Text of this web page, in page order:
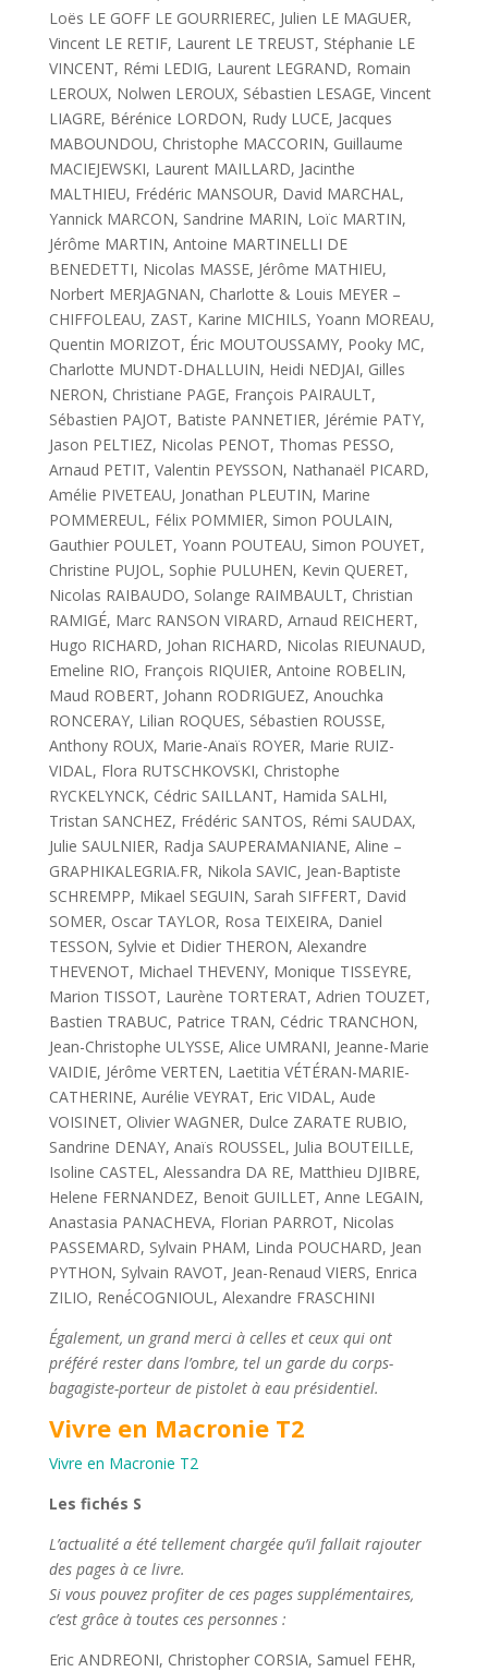
Également, un grand merci à celles et ceux qui ont
préféré rester dans l’ombre, tel un garde du corps-
bagagiste-porteur de pistolet à eau présidentiel.
Vivre en Macronie T2
Vivre en Macronie T2
Les fichés S
L’actualité a été tellement chargée qu’il fallait rajouter
des pages à ce livre.
Si vous pouvez profiter de ces pages supplémentaires,
c’est grâce à toutes ces personnes :
Eric ANDREONI, Christopher CORSIA, Samuel FEHR,